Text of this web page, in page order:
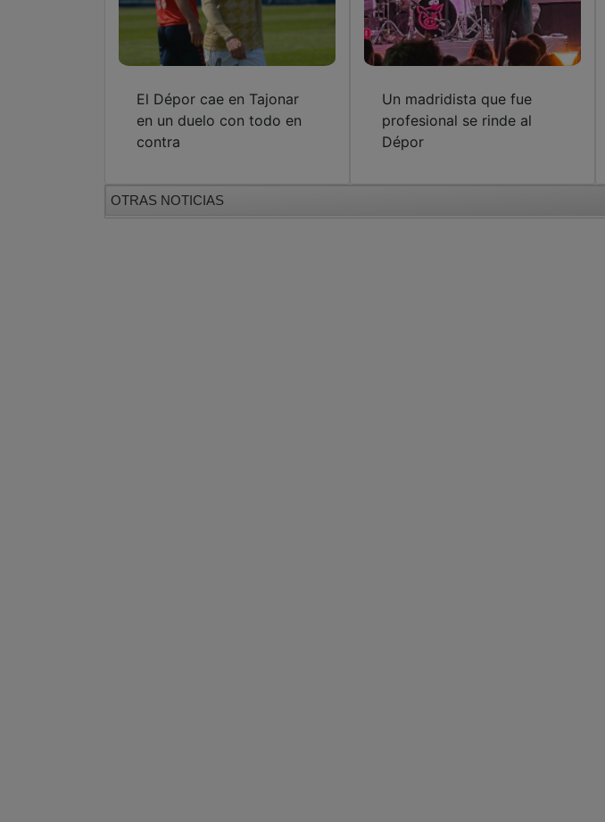
El Dépor cae en Tajonar
en un duelo con todo en
contra
Un madridista que fue
profesional se rinde al
Dépor
OTRAS NOTICIAS